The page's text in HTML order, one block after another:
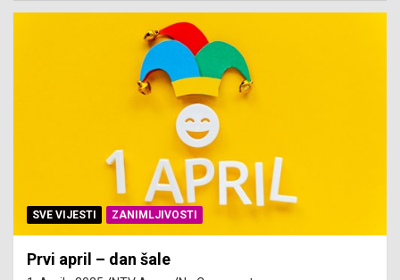
SVE VIJESTI ZANIMLJIVOSTI
Prvi april – dan šale